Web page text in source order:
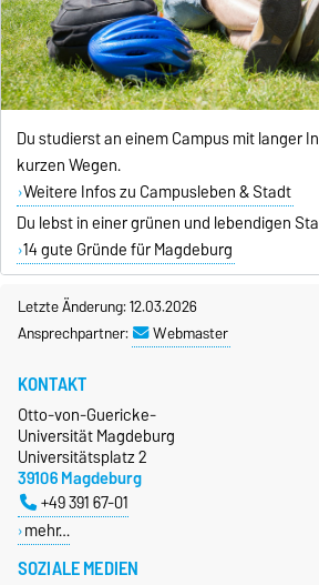
Du studierst an einem Campus mit langer
kurzen Wegen.
Weitere Infos zu Campusleben & Stadt
Du lebst in einer grünen und lebendigen
14 gute Gründe für Magdeburg
Letzte Änderung: 12.03.2026
Ansprechpartner:
Webmaster
SOZIALE MEDIEN
KONTAKT
Otto-von-Guericke-
Universität Magdeburg
Universitätsplatz 2
39106 Magdeburg
+49 391 67-01
mehr…